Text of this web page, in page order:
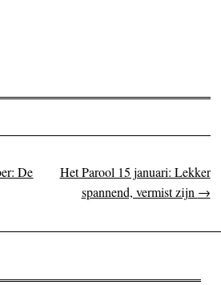
De
Het Parool 15 januari: Lekker
spannend, vermist zijn →